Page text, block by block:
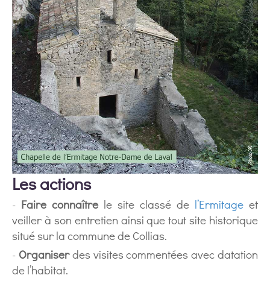
Les actions
- Faire connaîtrele site classé de l’Ermitage et
veiller à son entretien ainsi que tout site historique
situé sur la commune de Collias.
- Organiserdes visites commentées avec datation
de l’habitat.